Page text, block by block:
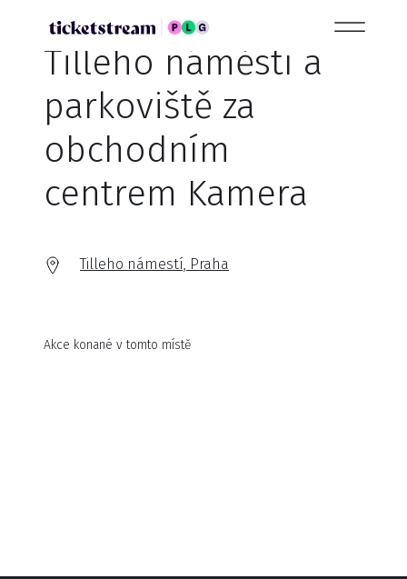
Tilleho náměstí a
parkoviště za
obchodním
centrem Kamera
Tilleho námestí, Praha
Akce konané v tomto místě